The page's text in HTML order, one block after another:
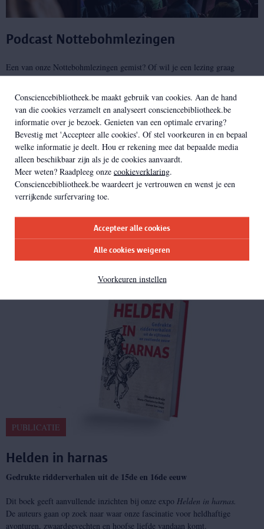
Consciencebibliotheek.be maakt gebruik van cookies. Aan de hand
van die cookies verzamelt en analyseert consciencebibliotheek.be
informatie over je bezoek. Genieten van een optimale ervaring?
Bevestig met 'Accepteer alle cookies'. Of stel voorkeuren in en bepaal
welke informatie je deelt. Hou er rekening mee dat bepaalde media
alleen beschikbaar zijn als je de cookies aanvaardt.
Meer weten? Raadpleeg onze cookieverklaring.
Consciencebibliotheek.be waardeert je vertrouwen en wenst je een
verrijkende surfervaring toe.
Accepteer alle cookies
Alle cookies weigeren
Voorkeuren instellen
Podcast Nottebohmlezingen
Een van onze Nottebohmlezingen gemist? Of wil je een lezing graag
herbeluisteren? Dankzij onze podcast kan je altijd en overal luisteren
ga verder
PUBLICATIE
Helden in harnas
Gedrukte ridderverhalen uit de 15de en 16de eeuw
Dit boek geeft aanvullende inzichten bij onze expo Helden in harnas.
De auteurs gaan op zoek naar waar onze fascinatie voor heldhaftige
avonturen, zwaardgevechten en hoofse liefde vandaan komt.